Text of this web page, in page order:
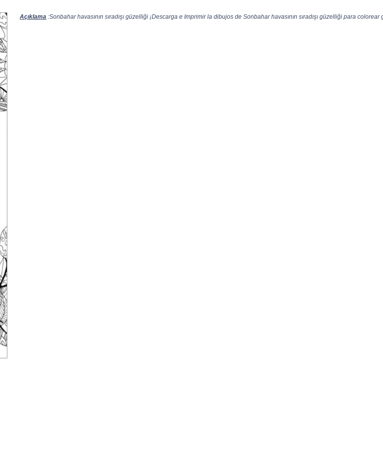
Açıklama :Sonbahar havasının sıradışı güzelliği ¡Descarga e Imprimir la dibujos de Sonbahar havasının sıradışı güzelliği para colorear